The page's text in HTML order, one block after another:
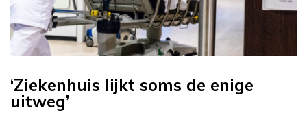
‘Ziekenhuis lijkt soms de enige
uitweg’